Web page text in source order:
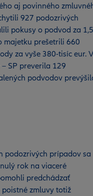
aj povinného
927 podozrivých
pokusy o podvod za
majetku prešetrili 660
za vyše 380-tisíc eur. V
SP preverila 129
podvodov
podozrivých prípadov sa
rok na viaceré
predchádzať
zmluvy totiž